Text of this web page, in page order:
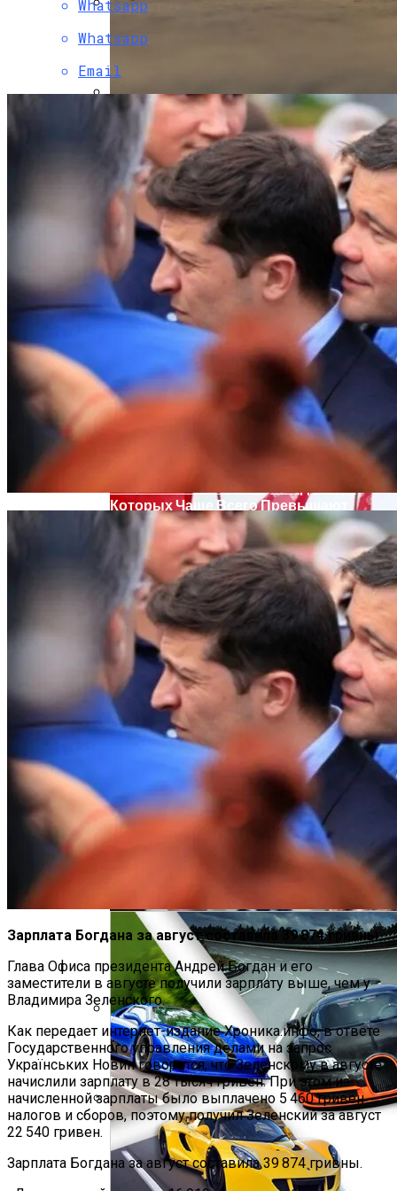
Развенчан Популярный Миф О Вреде
Рыбы
Назван Способ Быстро Восстановить
Организм После Праздников
Врачи Объяснили, Почему Нельзя
Часто Пить Кофе
В Свободе Объяснили Низкий Процент
На Выборах В Раду
Женщине, Подкупавшей Избирателей,
Грозит Тюрьма
Симоненко Пытается Снять Запрет На
Названы Даты Встречи Зеленского И
Трампа
В Украину Может Хлынуть Поток
Дешевых Авто Из США: В Чем Подвох
Названы Автомобили, Владельцы
Которых Чаще Всего Превышают
Скорость
«Аватар» Вдохновил Mercedes-Benz На
Whatsapp
Whatsapp
Email
Зарплата Богдана за август составила 39 874 гривны.
Глава Офиса президента Андрей Богдан и его
заместители в августе получили зарплату выше, чем у
Владимира Зеленского.
Как передает интернет-издание Хроника.инфо, в ответе
Государственного управления делами на запрос
Українських Новин говорится, что Зеленскому в августе
начислили зарплату в 28 тысяч гривен. При этом из
начисленной зарплаты было выплачено 5 460 гривен
налогов и сборов, поэтому получил Зеленский за август
22 540 гривен.
Зарплата Богдана за август составила 39 874 гривны.